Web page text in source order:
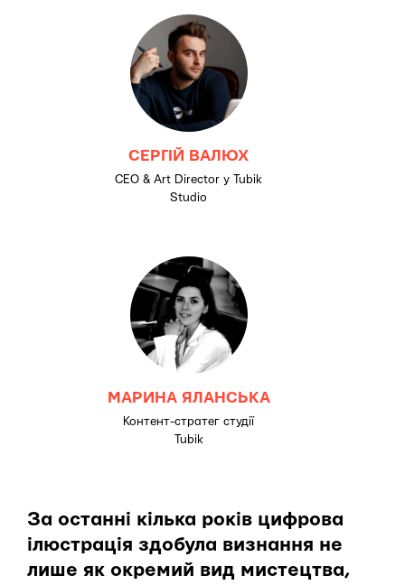
СЕРГІЙ ВАЛЮХ
CEO & Art Director у Tubik
Studio
МАРИНА ЯЛАНСЬКА
Контент-стратег студії
Tubik
За останні кілька років цифрова
ілюстрація здобула визнання не
лише як окремий вид мистецтва,